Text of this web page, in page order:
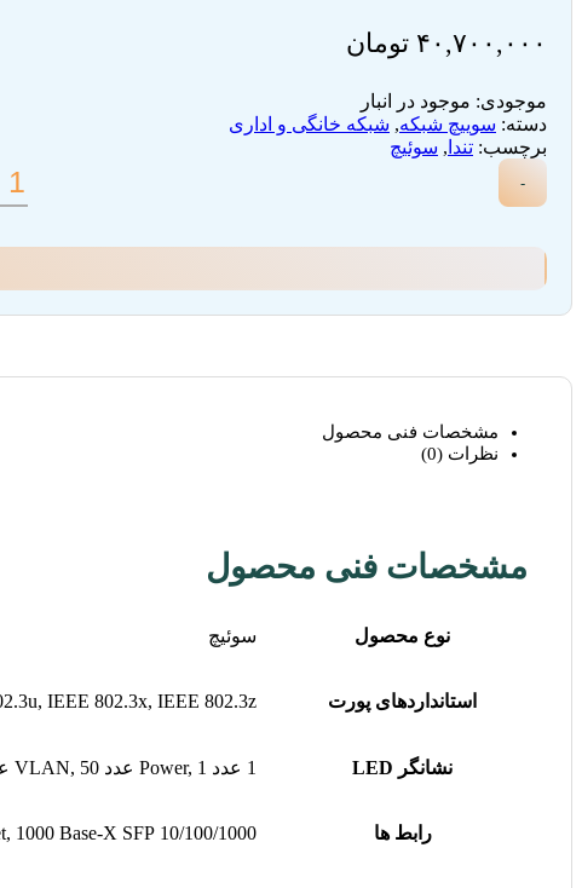
۴۰,۷۰۰,۰۰۰ تومان
موجودی: موجود در انبار
دسته: سوییچ شبکه, شبکه خانگی و اداری
برچسب: تندا , سوئیچ
-
مشخصات فنی محصول
نظرات (0)
مشخصات فنی محصول
نوع محصول سوئیچ
استانداردهای پورت IEEE 802.3x, IEEE 802.3z
نشانگر LED 1 عدد Power, 1 عدد VLAN, 50 عدد Link/Act
رابط ها 10/100/1000 Base-T Ethernet, 1000 Base-X SFP